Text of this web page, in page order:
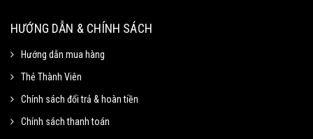
HƯỚNG DẪN & CHÍNH SÁCH
Hướng dẫn mua hàng
Thẻ Thành Viên
Chính sách đổi trả & hoàn tiền
Chính sách thanh toán
trang thanh toán.
250k.